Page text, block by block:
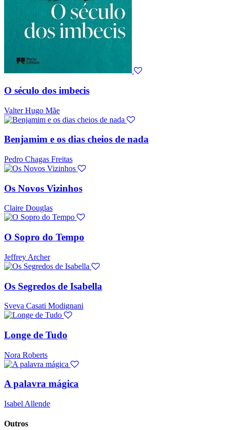
O século dos imbecis
Valter Hugo Mãe
Benjamim e os dias cheios de nada
Pedro Chagas Freitas
Os Novos Vizinhos
Claire Douglas
O Sopro do Tempo
Jeffrey Archer
Os Segredos de Isabella
Sveva Casati Modignani
Longe de Tudo
Nora Roberts
A palavra mágica
Isabel Allende
Outros